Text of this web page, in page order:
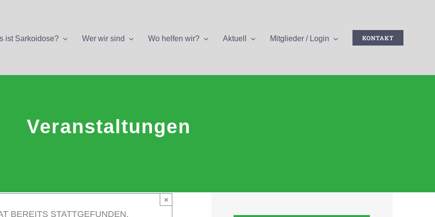
ist Sarkoidose? Wer wir sind Wo helfen wir? Aktuell Mitglieder / Login KONTAKT
Veranstaltungen
BEREITS STATTGEFUNDEN.
×